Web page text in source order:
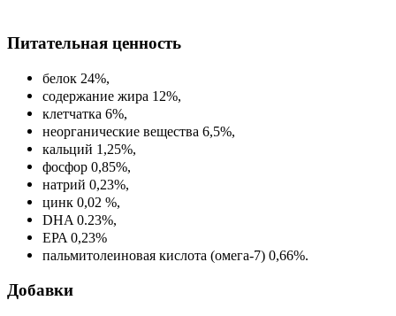
Питательная ценность
белок 24%,
содержание жира 12%,
клетчатка 6%,
неорганические вещества 6,5%,
кальций 1,25%,
фосфор 0,85%,
натрий 0,23%,
цинк 0,02 %,
DHA 0.23%,
EPA 0,23%
пальмитолеиновая кислота (омега-7) 0,66%.
Добавки